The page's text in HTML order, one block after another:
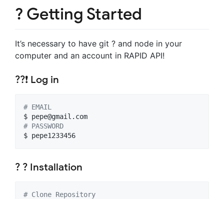
? Getting Started
It’s necessary to have git ? and node in your
computer and an account in RAPID API!
?‍?❗ Log in
# EMAIL
$ pepe@gmail.com
# PASSWORD
$ pepe1233456
? ?️ Installation
# Clone Repository